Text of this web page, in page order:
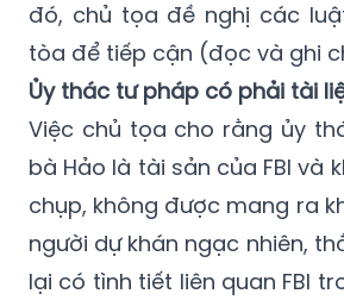
yêu cầu không được công
sao chụp và không được đem
đó, chủ tọa đề nghị các
tòa để tiếp cận (đọc và ghi
Ủy thác tư pháp có phải tài
Việc chủ tọa cho rằng ủy
bà Hảo là tài sản của FBI và
chụp, không được mang ra